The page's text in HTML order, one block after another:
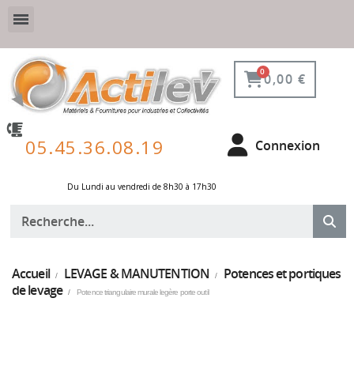
0,00 €
05.45.36.08.19 Connexion
Du Lundi au vendredi de 8h30 à 17h30 ​
Accueil LEVAGE & MANUTENTION
Potences et portiques
de levage
Potence triangulaire murale legère porte outil